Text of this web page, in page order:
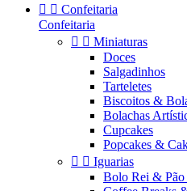
  Confeitaria
Confeitaria
  Miniaturas
Doces
Salgadinhos
Tarteletes
Biscoitos &
Bolachas
Cupcakes
Popcakes &
  Iguarias
Bolo Rei &